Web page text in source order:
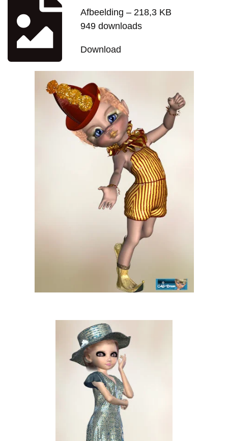
Afbeelding – 218,3 KB
949 downloads
Download